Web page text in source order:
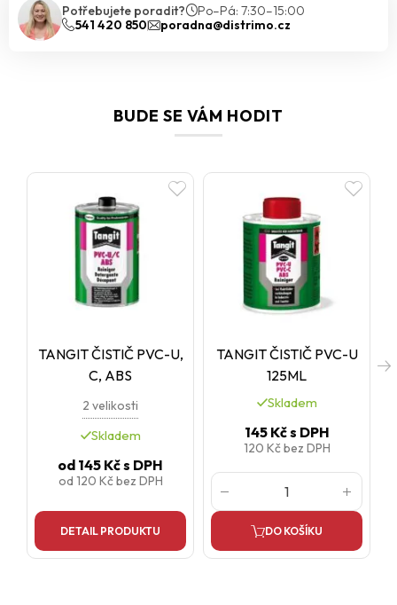
Potřebujete poradit?
Po–Pá: 7:30–15:00
541 420 850
poradna@distrimo.cz
BUDE SE VÁM HODIT
TANGIT ČISTIČ PVC-U,
C, ABS
2 velikosti
Skladem
od 145 Kčs DPH
od 120 Kčbez DPH
DETAIL PRODUKTU
TANGIT ČISTIČ PVC-U
125ML
Skladem
145 Kčs DPH
120 Kčbez DPH
DO KOŠÍKU